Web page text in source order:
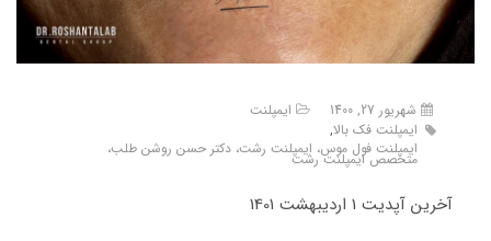
شهریور 27, 1400
ایمپلنت
ایمپلنت فک بالا,
ایمپلنت فول موس، ایمپلنت رشت، دکتر حسن روشن طلب،
متخصص ایمپلنت رشت
آخرین آپدیت 1 اردیبهشت 1401